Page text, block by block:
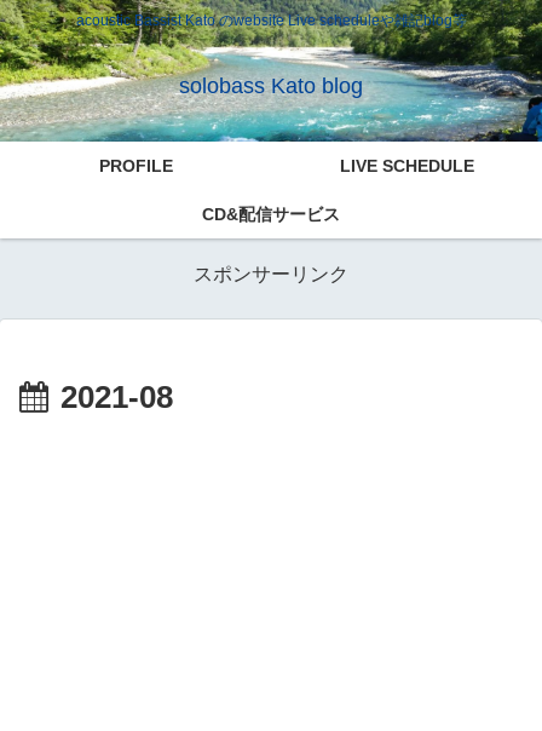
acoustic Bassist Kato のwebsite Live scheduleや雑記blog等
solobass Kato blog
PROFILE LIVE SCHEDULE
CD&配信サービス
スポンサーリンク
2021-08